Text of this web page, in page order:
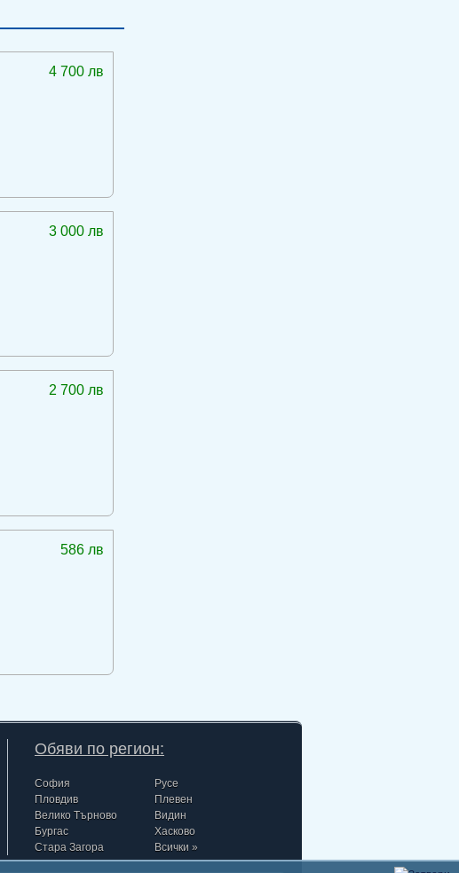
4 700 лв
3 000 лв
2 700 лв
586 лв
Обяви по регион:
София
Пловдив
Велико Търново
Бургас
Стара Загора
Русе
Плевен
Видин
Хасково
Всички »